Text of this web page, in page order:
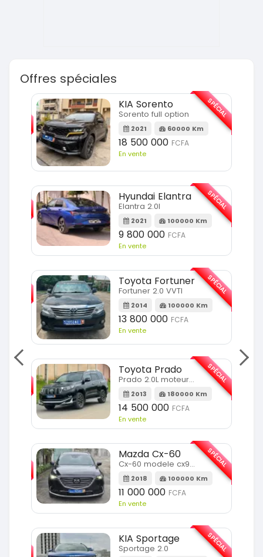
Offres spéciales
SPÉCIAL
KIA Sorento
Sorento full option
2021 60000 Km
18 500 000 FCFA
En vente
SPÉCIAL
Hyundai Elantra
Elantra 2.0l
2021 100000 Km
9 800 000 FCFA
En vente
SPÉCIAL
Toyota Fortuner
Fortuner 2.0 VVTI
2014 100000 Km
13 800 000 FCFA
En vente
SPÉCIAL
Toyota Prado
Prado 2.0L moteur d4d
2013 180000 Km
14 500 000 FCFA
En vente
SPÉCIAL
Mazda Cx-60
Cx-60 modele cx9 full option
2018 100000 Km
11 000 000 FCFA
En vente
SPÉCIAL
KIA Sportage
Sportage 2.0 SPÉCIAL